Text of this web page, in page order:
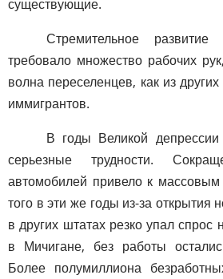
существующие.
Стремительное развитие
требовало множество рабочих
волна переселенцев, как из других
иммигрантов.
В годы Великой
серьезные трудности.
автомобилей привело к
того в эти же годы из-за открытия
в других штатах резко упал
в Мичигане, без работы
Более полумиллиона